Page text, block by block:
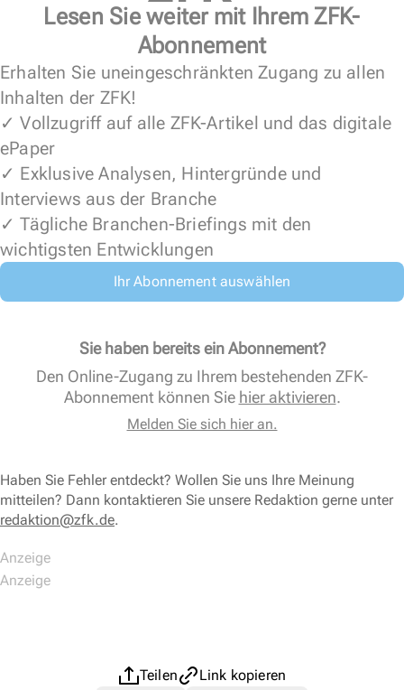
Lesen Sie weiter mit Ihrem ZFK-
Abonnement
Erhalten Sie uneingeschränkten Zugang zu allen
Inhalten der ZFK!
✓ Vollzugriff auf alle ZFK-Artikel und das digitale
ePaper
✓ Exklusive Analysen, Hintergründe und
Interviews aus der Branche
✓ Tägliche Branchen-Briefings mit den
wichtigsten Entwicklungen
Ihr Abonnement auswählen
Sie haben bereits ein Abonnement?
Den Online-Zugang zu Ihrem bestehenden ZFK-
Abonnement können Sie hier aktivieren.
Melden Sie sich hier an.
Haben Sie Fehler entdeckt? Wollen Sie uns Ihre Meinung
mitteilen? Dann kontaktieren Sie unsere Redaktion gerne unter
redaktion@zfk.de.
Teilen
Link kopieren